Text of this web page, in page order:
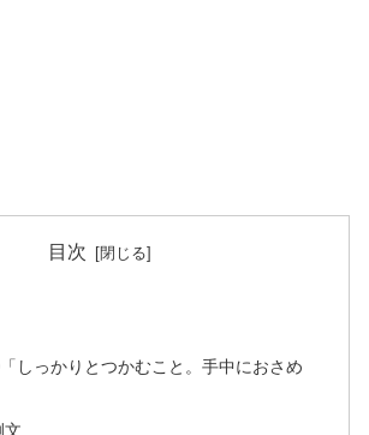
目次
しっかりとつかむこと。手中におさめ
文